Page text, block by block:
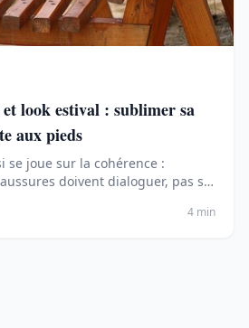
look estival : sublimer sa
aux pieds
se joue sur la cohérence :
doivent dialoguer, pas se
4 min